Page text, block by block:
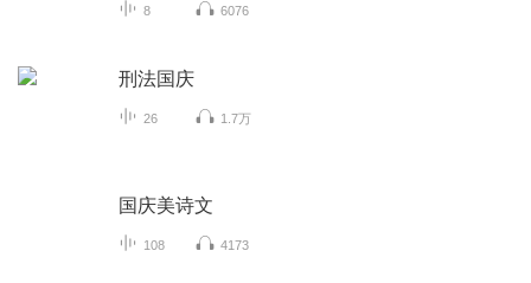
8 6076
刑法国庆
26 1.7万
国庆美诗文
108 4173